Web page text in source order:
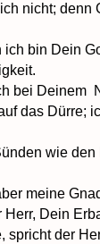
nicht; denn
bin Dein
bei Deinem
das Dürre;
wie
meine
Dein
der